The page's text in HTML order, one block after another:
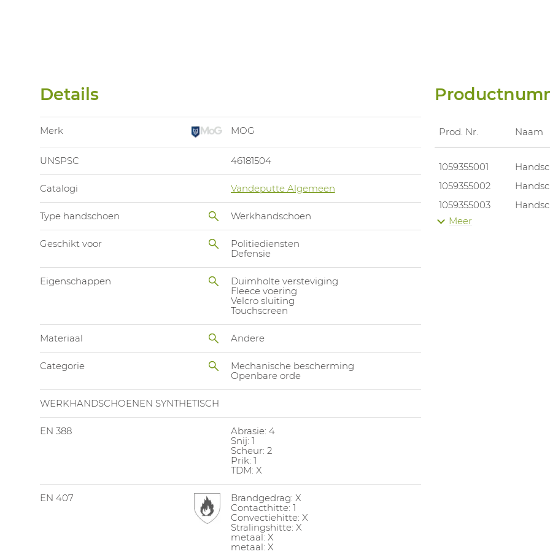
Details
Merk MOG
UNSPSC 46181504
Catalogi Vandeputte Algemeen
Type handschoen Werkhandschoen
Geschikt voor
Politiediensten
Defensie
Eigenschappen
Duimholte versteviging
Fleece voering
Velcro sluiting
Touchscreen
Materiaal Andere
Categorie
Mechanische bescherming
Openbare orde
WERKHANDSCHOENEN SYNTHETISCH
EN 388
Abrasie: 4
Snij: 1
Scheur: 2
Prik: 1
TDM: X
EN 407
Brandgedrag: X
Contacthitte: 1
Convectiehitte: X
Stralingshitte: X
metaal: X
metaal: X
Prod. Nr. Naam
1059355001
1059355002
1059355003
1059355004
Meer